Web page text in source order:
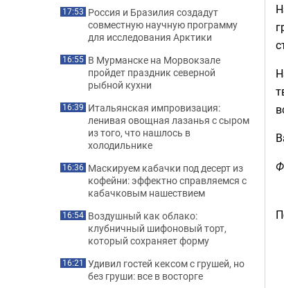
17:53 Россия и Бразилия создадут
совместную научную программу
для исследования Арктики
16:55 В Мурманске на Морвокзале
пройдет праздник северной
рыбной кухни
16:39 Итальянская импровизация:
ленивая овощная лазанья с сыром
из того, что нашлось в
холодильнике
16:36 Маскируем кабачки под десерт из
кофейни: эффектно справляемся с
кабачковым нашествием
16:54 Воздушный как облако:
клубничный шифоновый торт,
который сохраняет форму
16:21 Удивил гостей кексом с грушей, но
без груши: все в восторге